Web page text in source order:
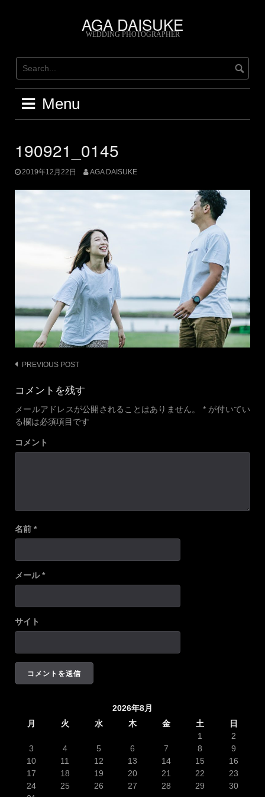
AGA DAISUKE
WEDDING PHOTOGRAPHER
Menu
190921_0145
2019年12月22日 AGA DAISUKE
Post
navigation
PREVIOUS POST
コメントを残す
メールアドレスが公開されることはありません。 *が付いてい
る欄は必須項目です
コメント
名前 *
メール*
サイト
2026年8月
月
火 水 木 金 土
日
1
2
3
4 5 6 7 8
9
10
11 12 13 14 15
16
17
18 19 20 21 22
23
24
25 26 27 28 29
30